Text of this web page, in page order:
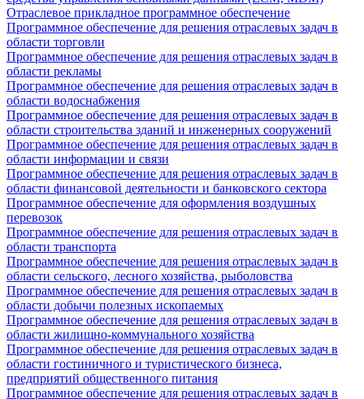
Отраслевое прикладное программное обеспечение
Программное обеспечение для решения отраслевых задач в
области торговли
Программное обеспечение для решения отраслевых задач в
области рекламы
Программное обеспечение для решения отраслевых задач в
области водоснабжения
Программное обеспечение для решения отраслевых задач в
области строительства зданий и инженерных сооружений
Программное обеспечение для решения отраслевых задач в
области информации и связи
Программное обеспечение для решения отраслевых задач в
области финансовой деятельности и банковского сектора
Программное обеспечение для оформления воздушных
перевозок
Программное обеспечение для решения отраслевых задач в
области транспорта
Программное обеспечение для решения отраслевых задач в
области сельского, лесного хозяйства, рыболовства
Программное обеспечение для решения отраслевых задач в
области добычи полезных ископаемых
Программное обеспечение для решения отраслевых задач в
области жилищно-коммунального хозяйства
Программное обеспечение для решения отраслевых задач в
области гостиничного и туристического бизнеса,
предприятий общественного питания
Программное обеспечение для решения отраслевых задач в